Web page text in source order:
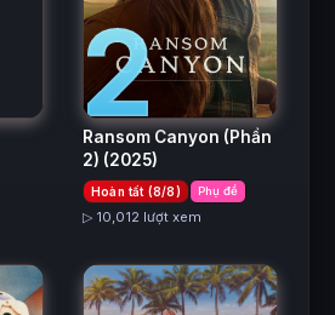
2
Ransom Canyon (Phần
2) (2025)
Hoàn tất (8/8) Phụ đề
▷ 10,012 lượt xem